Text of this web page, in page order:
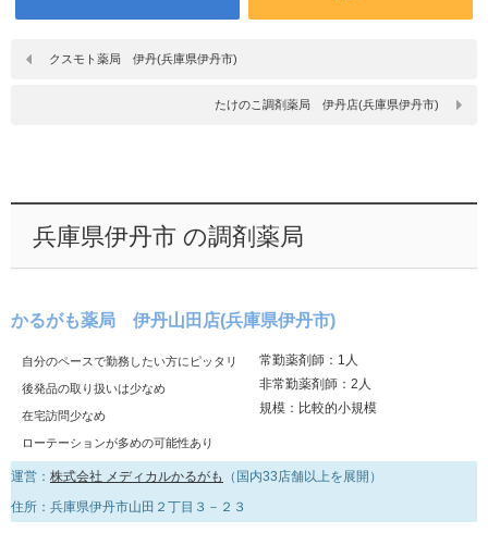
クスモト薬局 伊丹(兵庫県伊丹市)
たけのこ調剤薬局 伊丹店(兵庫県伊丹市)
兵庫県伊丹市 の調剤薬局
かるがも薬局 伊丹山田店(兵庫県伊丹市)
自分のペースで勤務したい方にピッタリ
後発品の取り扱いは少なめ
在宅訪問少なめ
ローテーションが多めの可能性あり
常勤薬剤師：1人
非常勤薬剤師：2人
規模：比較的小規模
運営： 株式会社 メディカルかるがも
（国内33店舗以上を展開）
住所：兵庫県伊丹市山田２丁目３－２３